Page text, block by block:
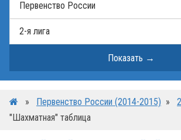
» Первенство России (2014-2015) »
"Шахматная" таблица